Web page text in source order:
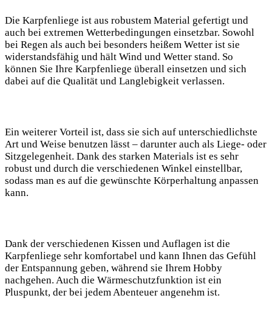
Die Karpfenliege ist aus robustem Material gefertigt und
auch bei extremen Wetterbedingungen einsetzbar. Sowohl
bei Regen als auch bei besonders heißem Wetter ist sie
widerstandsfähig und hält Wind und Wetter stand. So
können Sie Ihre Karpfenliege überall einsetzen und sich
dabei auf die Qualität und Langlebigkeit verlassen.
Ein weiterer Vorteil ist, dass sie sich auf unterschiedlichste
Art und Weise benutzen lässt – darunter auch als Liege- oder
Sitzgelegenheit. Dank des starken Materials ist es sehr
robust und durch die verschiedenen Winkel einstellbar,
sodass man es auf die gewünschte Körperhaltung anpassen
kann.
Dank der verschiedenen Kissen und Auflagen ist die
Karpfenliege sehr komfortabel und kann Ihnen das Gefühl
der Entspannung geben, während sie Ihrem Hobby
nachgehen. Auch die Wärmeschutzfunktion ist ein
Pluspunkt, der bei jedem Abenteuer angenehm ist.